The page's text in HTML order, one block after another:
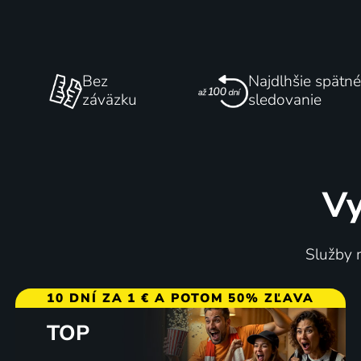
Bez
záväzku
Najdlhšie spätné
sledovanie
Služby
10 DNÍ ZA 1 € A POTOM 50% ZĽAVA
TOP